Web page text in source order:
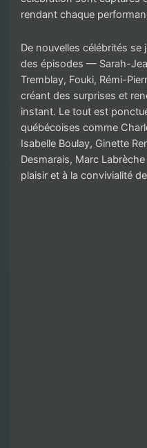
rendant chaque
De nouvelles célébrités
des épisodes — Sarah-
Tremblay, Fouki, Rémi-
créant des surprises et
instant. Le tout est
québécoises comme
Isabelle Boulay, Ginette
Desmarais, Marc
plaisir et à la convivialité